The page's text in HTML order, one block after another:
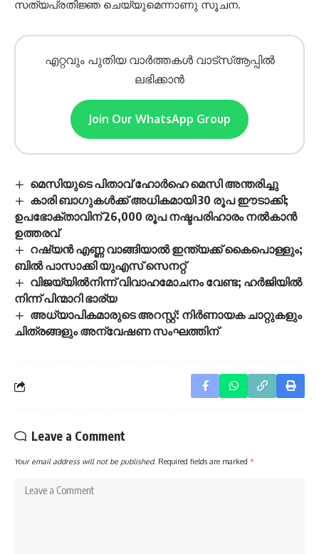
സത്യപ്രതിജ്ഞ ചെയ്യുമെന്നാണു സൂചന.
എറ്റവും പുതിയ വാർത്തകൾ വാട്സ്ആപ്പിൽ
ലഭിക്കാൻ
Join Our WhatsApp Group
മെസിയുടെ പിതാവ് ഹോർഹെ മെസി അന്തരിച്ചു
കാരി ബാഗുകൾക്ക് അധികമായി 30 രൂപ ഈടാക്കി;
ഉപഭോക്താവിന് 26,000 രൂപ നഷ്ടപരിഹാരം നൽകാൻ
ഉത്തരവ്
റഷ്യൻ എണ്ണ വാങ്ങിയാൽ ഇന്ത്യക്ക് കൈപൊള്ളും;
ബിൽ പാസാക്കി യുഎസ് സെനറ്റ്
വിജയ്‌യിൽനിന്ന് വിവാഹമോചനം വേണ്ട; ഹർജിയിൽ
നിന്ന് പിന്മാറി ഭാര്യ
അധ്യാപികമാരുടെ അറസ്റ്റ്: നിർണായക ചാറ്റുകളും
ചിത്രങ്ങളും അന്വേഷണ സംഘത്തിന്
Leave a Comment
Your email address will not be published. Required fields are marked *